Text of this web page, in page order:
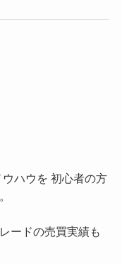
ハウを 初心者の方
ードの売買実績も